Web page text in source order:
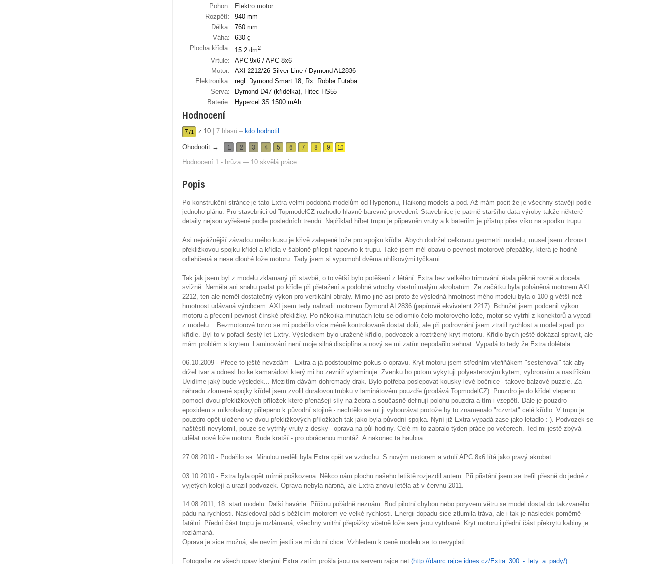
Pohon:
Elektro motor
Rozpětí:
940 mm
Délka:
760 mm
Váha:
630 g
Plocha křídla:
15.2 dm2
Vrtule:
APC 9x6 / APC 8x6
Motor:
AXI 2212/26 Silver Line / Dymond AL2836
Elektronika:
regl. Dymond Smart 18, Rx. Robbe Futaba
Serva:
Dymond D47 (křidélka), Hitec HS55
Baterie:
Hypercel 3S 1500 mAh
Hodnocení
7.71 z 10 7 hlasů – kdo hodnotil
Ohodnotit → 1 2 3 4 5 6 7 8 9 10
Hodnocení 1 - hrůza — 10 skvělá práce
Popis
Po konstrukční stránce je tato Extra velmi podobná modelům od Hyperionu, Haikong models a pod. Až mám pocit že je všechny stavějí podle
jednoho plánu. Pro stavebnici od TopmodelCZ rozhodlo hlavně barevné provedení. Stavebnice je patrně staršího data výroby takže některé
detaily nejsou vyřešené podle posledních trendů. Například hřbet trupu je připevněn vruty a k bateriím je přístup přes víko na spodku trupu.
Asi nejvážnější závadou mého kusu je křivě zalepené lože pro spojku křídla. Abych dodržel celkovou geometrii modelu, musel jsem zbrousit
překližkovou spojku křídel a křídla v šabloně přilepit napevno k trupu. Také jsem měl obavu o pevnost motorové přepážky, která je hodně
odlehčená a nese dlouhé lože motoru. Tady jsem si vypomohl dvěma uhlíkovými tyčkami.
Tak jak jsem byl z modelu zklamaný při stavbě, o to větší bylo potěšení z létání. Extra bez velkého trimování létala pěkně rovně a docela
svižně. Neměla ani snahu padat po křídle při přetažení a podobné vrtochy vlastní malým akrobatům. Ze začátku byla poháněná motorem AXI
2212, ten ale neměl dostatečný výkon pro vertikální obraty. Mimo jiné asi proto že výsledná hmotnost mého modelu byla o 100 g větší než
hmotnost udávaná výrobcem. AXI jsem tedy nahradil motorem Dymond AL2836 (papírově ekvivalent 2217). Bohužel jsem podcenil výkon
motoru a přecenil pevnost čínské překližky. Po několika minutách letu se odlomilo čelo motorového lože, motor se vytrhl z konektorů a vypadl
z modelu... Bezmotorové torzo se mi podařilo více méně kontrolovaně dostat dolů, ale při podrovnání jsem ztratil rychlost a model spadl po
křídle. Byl to v pořadí šestý let Extry. Výsledkem bylo uražené křídlo, podvozek a roztržený kryt motoru. Křídlo bych ještě dokázal spravit, ale
mám problém s krytem. Laminování není moje silná disciplína a nový se mi zatím nepodařilo sehnat. Vypadá to tedy že Extra dolétala...
06.10.2009 - Přece to ještě nevzdám - Extra a já podstoupíme pokus o opravu. Kryt motoru jsem středním vteřiňákem "sestehoval" tak aby
držel tvar a odnesl ho ke kamarádovi který mi ho zevnitř vylaminuje. Zvenku ho potom vykytuji polyesterovým kytem, vybrousím a nastříkám.
Uvidíme jaký bude výsledek... Mezitím dávám dohromady drak. Bylo potřeba poslepovat kousky levé bočnice - takove balzové puzzle. Za
náhradu zlomené spojky křídel jsem zvolil duralovou trubku v laminátovém pouzdře (prodává TopmodelCZ). Pouzdro je do křídel vlepeno
pomocí dvou překližkových příložek které přenášejí síly na žebra a současně definují polohu pouzdra a tím i vzepětí. Dále je pouzdro
epoxidem s mikrobalony přilepeno k původní stojině - nechtělo se mi ji vybourávat protože by to znamenalo "rozvrtat" celé křídlo. V trupu je
pouzdro opět uloženo ve dvou překližkových příložkách tak jako byla původní spojka. Nyní již Extra vypadá zase jako letadlo :-). Podvozek se
naštěstí nevylomil, pouze se vytrhly vruty z desky - oprava na půl hodiny. Celé mi to zabralo týden práce po večerech. Ted mi jestě zbývá
udělat nové lože motoru. Bude kratší - pro obrácenou montáž. A nakonec ta haubna...
27.08.2010 - Podařilo se. Minulou neděli byla Extra opět ve vzduchu. S novým motorem a vrtulí APC 8x6 lítá jako pravý akrobat.
03.10.2010 - Extra byla opět mírně poškozena: Někdo nám plochu našeho letiště rozjezdil autem. Při přistání jsem se trefil přesně do jedné z
vyjetých kolejí a urazil podvozek. Oprava nebyla nároná, ale Extra znovu letěla až v červnu 2011.
14.08.2011, 18. start modelu: Další havárie. Příčinu pořádně neznám. Buď pilotní chybou nebo poryvem větru se model dostal do takzvaného
pádu na rychlosti. Následoval pád s běžícím motorem ve velké rychlosti. Energii dopadu sice ztlumila tráva, ale i tak je následek poměrně
fatální. Přední část trupu je rozlámaná, všechny vnitřní přepážky včetně lože serv jsou vytrhané. Kryt motoru i přední část překrytu kabiny je
rozlámaná.
Oprava je sice možná, ale nevím jestli se mi do ní chce. Vzhledem k ceně modelu se to nevyplati...
Fotografie ze všech oprav kterými Extra zatím prošla jsou na serveru rajce.net (http://danrc.rajce.idnes.cz/Extra_300_-_lety_a_pady/)